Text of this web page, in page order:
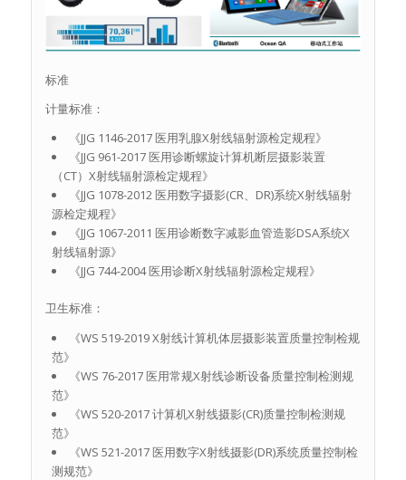
标准
计量标准：
《JJG 1146-2017 医用乳腺X射线辐射源检定规程》
《JJG 961-2017 医用诊断螺旋计算机断层摄影装置
（CT）X射线辐射源检定规程》
《JJG 1078-2012 医用数字摄影(CR、DR)系统X射线辐射
源检定规程》
《JJG 1067-2011 医用诊断数字减影血管造影DSA系统X
射线辐射源》
《JJG 744-2004 医用诊断X射线辐射源检定规程》
卫生标准：
《WS 519-2019 X射线计算机体层摄影装置质量控制检规
范》
《WS 76-2017 医用常规X射线诊断设备质量控制检测规
范》
《WS 520-2017 计算机X射线摄影(CR)质量控制检测规
范》
《WS 521-2017 医用数字X射线摄影(DR)系统质量控制检
测规范》